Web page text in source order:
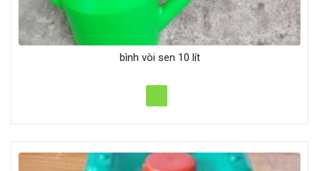
bình vòi sen 10 lít